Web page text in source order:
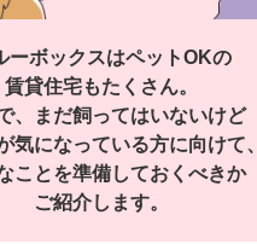
ーボックスはペットOKの
賃貸住宅もたくさん。
、まだ飼ってはいないけど
気になっている方に向けて、
ことを準備しておくべきか
ご紹介します。